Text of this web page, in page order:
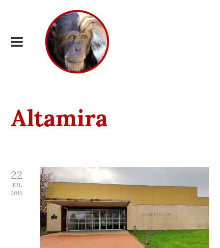
Altamira
22
JUL
2019